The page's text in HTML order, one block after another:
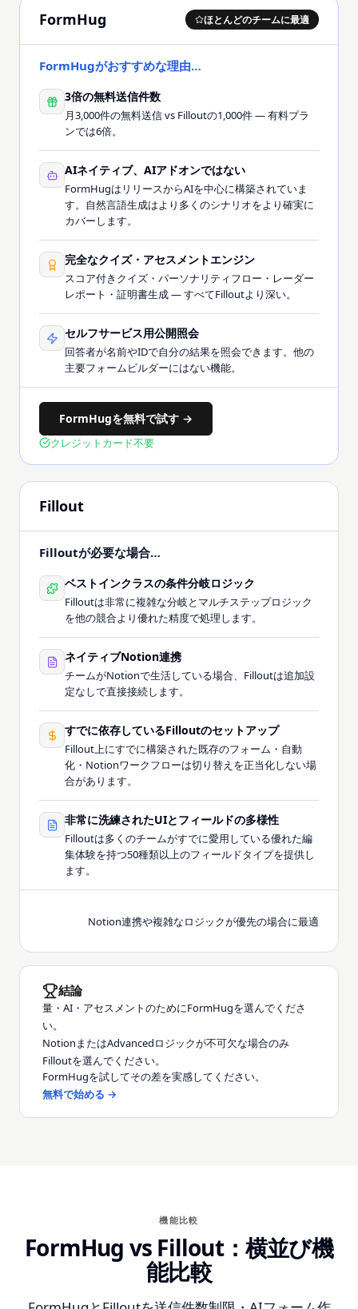
FormHug ほとんどのチームに最適
FormHugがおすすめな理由…
3倍の無料送信件数
月3,000件の無料送信 vs Filloutの1,000件 — 有料プラ
ンでは6倍。
AIネイティブ、AIアドオンではない
FormHugはリリースからAIを中心に構築されていま
す。自然言語生成はより多くのシナリオをより確実に
カバーします。
完全なクイズ・アセスメントエンジン
スコア付きクイズ・パーソナリティフロー・レーダー
レポート・証明書生成 — すべてFilloutより深い。
セルフサービス用公開照会
回答者が名前やIDで自分の結果を照会できます。他の
主要フォームビルダーにはない機能。
FormHugを無料で試す →
クレジットカード不要
Fillout
Filloutが必要な場合…
ベストインクラスの条件分岐ロジック
Filloutは非常に複雑な分岐とマルチステップロジック
を他の競合より優れた精度で処理します。
ネイティブNotion連携
チームがNotionで生活している場合、Filloutは追加設
定なしで直接接続します。
すでに依存しているFilloutのセットアップ
Fillout上にすでに構築された既存のフォーム・自動
化・Notionワークフローは切り替えを正当化しない場
合があります。
非常に洗練されたUIとフィールドの多様性
Filloutは多くのチームがすでに愛用している優れた編
集体験を持つ50種類以上のフィールドタイプを提供し
ます。
Notion連携や複雑なロジックが優先の場合に最適
結論
量・AI・アセスメントのためにFormHugを選んでくださ
い。
NotionまたはAdvancedロジックが不可欠な場合のみ
Filloutを選んでください。
FormHugを試してその差を実感してください。
無料で始める →
機能比較
FormHug vs Fillout：横並び機
能比較